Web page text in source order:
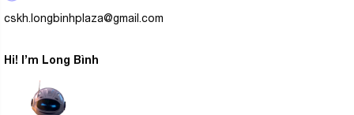
cskh.longbinhplaza@gmail.com
Hi! I’m Long Bình